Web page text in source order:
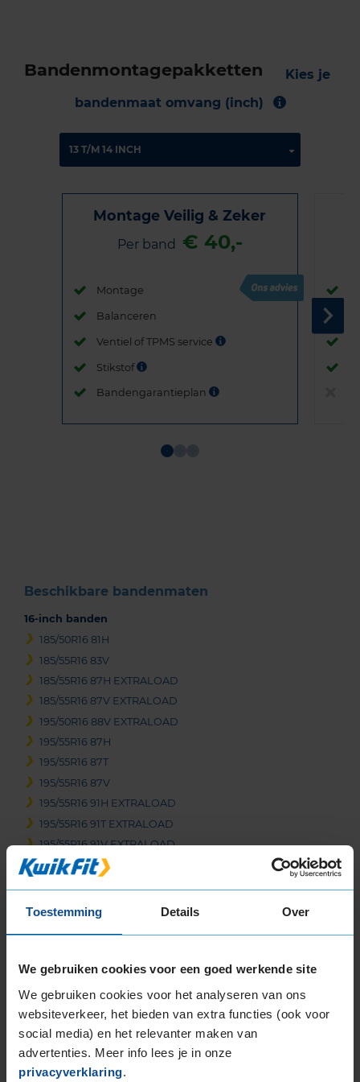
Toestemming Details Over
We gebruiken cookies voor een goed werkende site
We gebruiken cookies voor het analyseren van ons
websiteverkeer, het bieden van extra functies (ook voor
social media) en het relevanter maken van
advertenties. Meer info lees je in onze
privacyverklaring.
Bandenmontagepakketten
Kies je
bandenmaat omvang (inch)
Montage Veilig & Zeker
Per band € 40,-
Montage
Balanceren
Ventiel of TPMS service
Stikstof
Bandengarantieplan
Beschikbare bandenmaten
16-inch banden
185/50R16 81H
185/55R16 83V
185/55R16 87H EXTRALOAD
185/55R16 87V EXTRALOAD
195/50R16 88V EXTRALOAD
195/55R16 87H
195/55R16 87T
195/55R16 87V
195/55R16 91H EXTRALOAD
195/55R16 91T EXTRALOAD
195/55R16 91V EXTRALOAD
195/65R16 92V
205/45R16 83W
205/55R16 91W
205/55R16 94V EXTRALOAD
205/60R16 92H
205/60R16 92V
205/60R16 96H EXTRALOAD